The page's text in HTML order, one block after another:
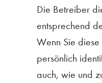
Die Betreiber
entsprechend
Wenn Sie
persönlich
auch, wie und